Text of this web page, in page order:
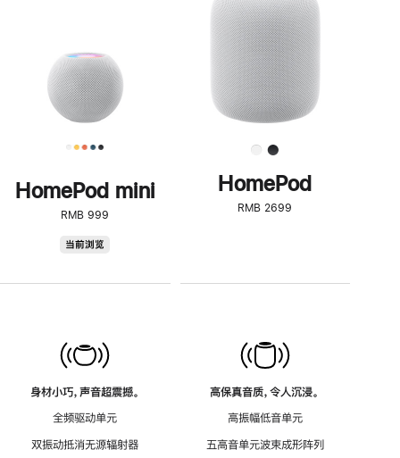
HomePod mini
RMB 999
当前浏览
身材小巧，声音超震撼。
全频驱动单元
双振动抵消无源辐射器
了
解
HomePod<
HomePod
RMB 2699
高保真音质，令人沉浸。
高振幅低音单元
五高音单元波束成形阵列